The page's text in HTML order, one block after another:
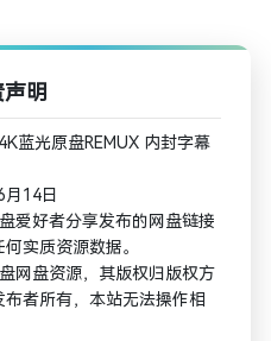
明
蓝光原盘REMUX 内封字幕
14日
爱好者分享发布的网盘链接
实质资源数据。
网盘资源，其版权归版权方
者所有，本站无法操作相